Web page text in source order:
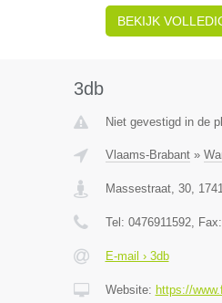
BEKIJK
3db
Niet gevestigd in de
Vlaams-Brabant»
Massestraat, 30,
Tel: 0476911592, Fax:
E-mail › 3db
Website: https://